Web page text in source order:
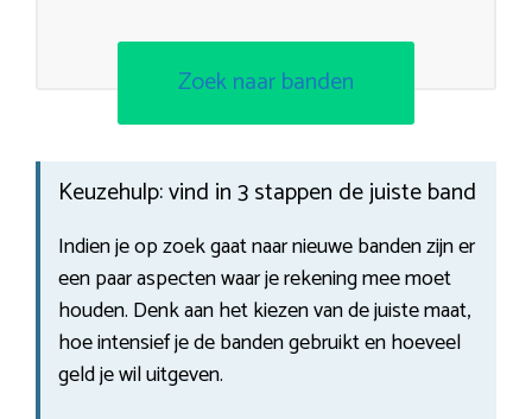
Zoek naar banden
Keuzehulp: vind in 3 stappen de juiste band
Indien je op zoek gaat naar nieuwe banden zijn er
een paar aspecten waar je rekening mee moet
houden. Denk aan het kiezen van de juiste maat,
hoe intensief je de banden gebruikt en hoeveel
geld je wil uitgeven.